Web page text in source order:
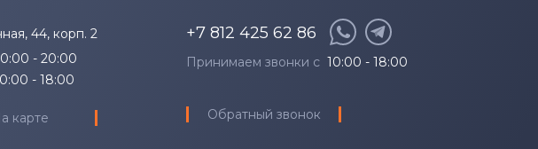
44, корп. 2
- 20:00
- 18:00
карте
+7 812 425 62 86
Принимаем звонки с 10:00 - 18:00
Обратный звонок